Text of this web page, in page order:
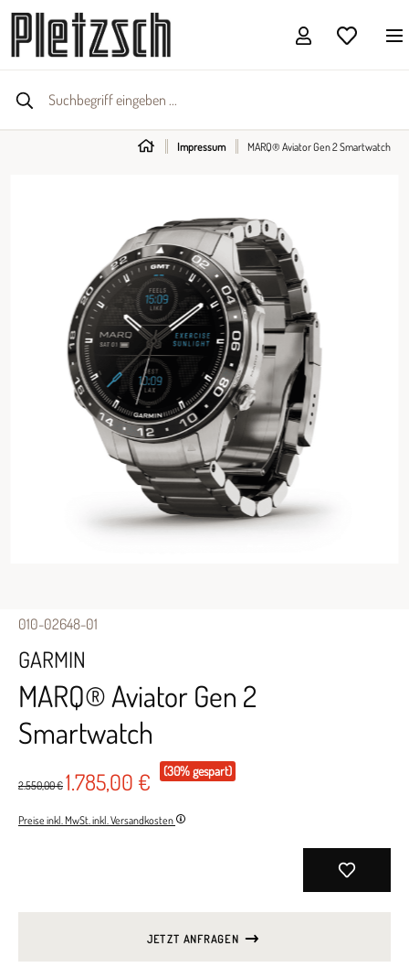
Impressum MARQ® Aviator Gen 2 Smartwatch
010-02648-01
GARMIN
MARQ® Aviator Gen 2
Smartwatch
2.550,00 € 1.785,00 € (30% gespart)
Preise inkl. MwSt. inkl. Versandkosten
JETZT ANFRAGEN